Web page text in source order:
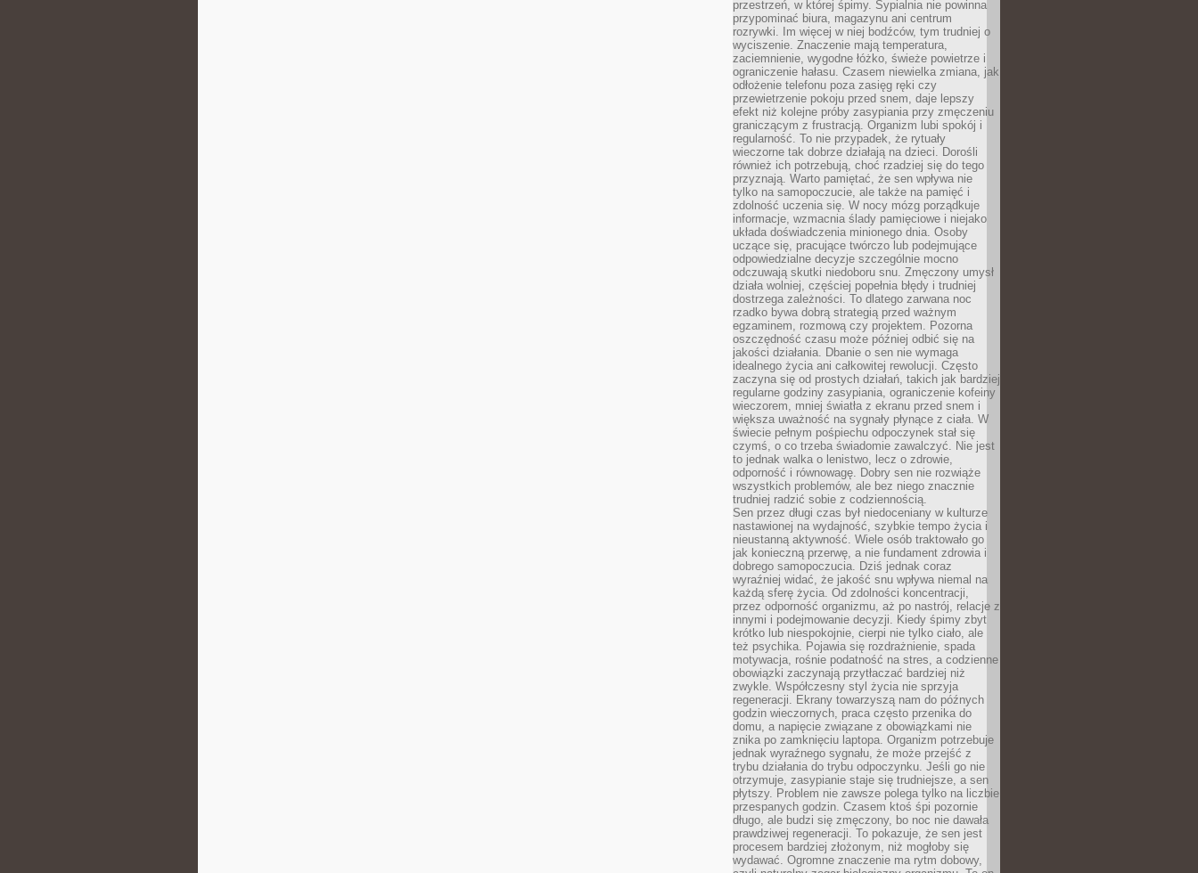
przestrzeń, w której śpimy. Sypialnia nie powinna
przypominać biura, magazynu ani centrum
rozrywki. Im więcej w niej bodźców, tym trudniej o
wyciszenie. Znaczenie mają temperatura,
zaciemnienie, wygodne łóżko, świeże powietrze i
ograniczenie hałasu. Czasem niewielka zmiana, jak
odłożenie telefonu poza zasięg ręki czy
przewietrzenie pokoju przed snem, daje lepszy
efekt niż kolejne próby zasypiania przy zmęczeniu
graniczącym z frustracją. Organizm lubi spokój i
regularność. To nie przypadek, że rytuały
wieczorne tak dobrze działają na dzieci. Dorośli
również ich potrzebują, choć rzadziej się do tego
przyznają. Warto pamiętać, że sen wpływa nie
tylko na samopoczucie, ale także na pamięć i
zdolność uczenia się. W nocy mózg porządkuje
informacje, wzmacnia ślady pamięciowe i niejako
układa doświadczenia minionego dnia. Osoby
uczące się, pracujące twórczo lub podejmujące
odpowiedzialne decyzje szczególnie mocno
odczuwają skutki niedoboru snu. Zmęczony umysł
działa wolniej, częściej popełnia błędy i trudniej
dostrzega zależności. To dlatego zarwana noc
rzadko bywa dobrą strategią przed ważnym
egzaminem, rozmową czy projektem. Pozorna
oszczędność czasu może później odbić się na
jakości działania. Dbanie o sen nie wymaga
idealnego życia ani całkowitej rewolucji. Często
zaczyna się od prostych działań, takich jak bardziej
regularne godziny zasypiania, ograniczenie kofeiny
wieczorem, mniej światła z ekranu przed snem i
większa uważność na sygnały płynące z ciała. W
świecie pełnym pośpiechu odpoczynek stał się
czymś, o co trzeba świadomie zawalczyć. Nie jest
to jednak walka o lenistwo, lecz o zdrowie,
odporność i równowagę. Dobry sen nie rozwiąże
wszystkich problemów, ale bez niego znacznie
trudniej radzić sobie z codziennością.
Sen przez długi czas był niedoceniany w kulturze
nastawionej na wydajność, szybkie tempo życia i
nieustanną aktywność. Wiele osób traktowało go
jak konieczną przerwę, a nie fundament zdrowia i
dobrego samopoczucia. Dziś jednak coraz
wyraźniej widać, że jakość snu wpływa niemal na
każdą sferę życia. Od zdolności koncentracji,
przez odporność organizmu, aż po nastrój, relacje z
innymi i podejmowanie decyzji. Kiedy śpimy zbyt
krótko lub niespokojnie, cierpi nie tylko ciało, ale
też psychika. Pojawia się rozdrażnienie, spada
motywacja, rośnie podatność na stres, a codzienne
obowiązki zaczynają przytłaczać bardziej niż
zwykle. Współczesny styl życia nie sprzyja
regeneracji. Ekrany towarzyszą nam do późnych
godzin wieczornych, praca często przenika do
domu, a napięcie związane z obowiązkami nie
znika po zamknięciu laptopa. Organizm potrzebuje
jednak wyraźnego sygnału, że może przejść z
trybu działania do trybu odpoczynku. Jeśli go nie
otrzymuje, zasypianie staje się trudniejsze, a sen
płytszy. Problem nie zawsze polega tylko na liczbie
przespanych godzin. Czasem ktoś śpi pozornie
długo, ale budzi się zmęczony, bo noc nie dawała
prawdziwej regeneracji. To pokazuje, że sen jest
procesem bardziej złożonym, niż mogłoby się
wydawać. Ogromne znaczenie ma rytm dobowy,